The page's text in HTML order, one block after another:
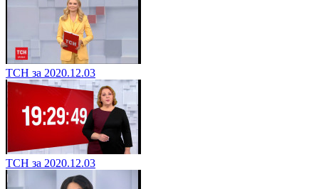
ТСН за 2020.12.03
ТСН за 2020.12.03